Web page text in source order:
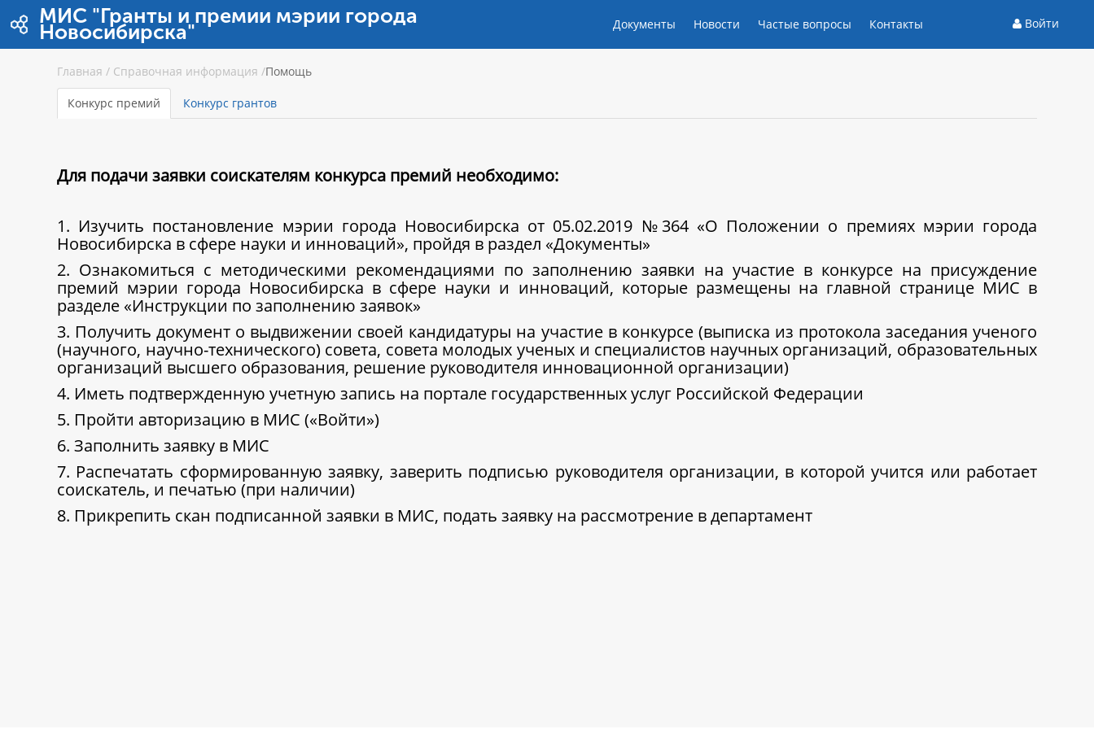
Перейти к содержимому
МИС "Гранты и премии мэрии города
Новосибирска" Документы Новости Частые вопросы Контакты Войти
Главная / Справочная информация /Помощь
Конкурс премий Конкурс грантов
Для подачи заявки соискателям конкурса премий необходимо:
1. Изучить постановление мэрии города Новосибирска от 05.02.2019 №364 «О Положении о премиях мэрии города
Новосибирска в сфере науки и инноваций», пройдя в раздел «Документы»
2. Ознакомиться с методическими рекомендациями по заполнению заявки на участие в конкурсе на присуждение
премий мэрии города Новосибирска в сфере науки и инноваций, которые размещены на главной странице МИС в
разделе «Инструкции по заполнению заявок»
3. Получить документ о выдвижении своей кандидатуры на участие в конкурсе (выписка из протокола заседания ученого
(научного, научно-технического) совета, совета молодых ученых и специалистов научных организаций, образовательных
организаций высшего образования, решение руководителя инновационной организации)
4. Иметь подтвержденную учетную запись на портале государственных услуг Российской Федерации
5. Пройти авторизацию в МИС («Войти»)
6. Заполнить заявку в МИС
7. Распечатать сформированную заявку, заверить подписью руководителя организации, в которой учится или работает
соискатель, и печатью (при наличии)
8. Прикрепить скан подписанной заявки в МИС, подать заявку на рассмотрение в департамент